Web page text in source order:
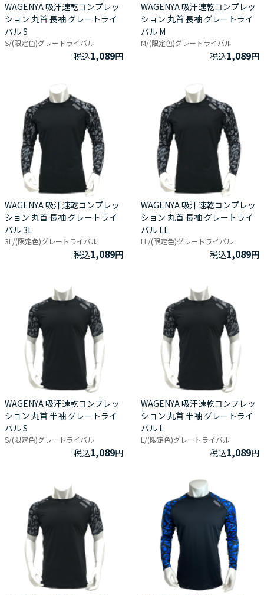
WAGENYA 吸汗速乾コンプレッ
ション 丸首 長袖 グレートライ
バル S
S/(限定色)グレートライバル
税込1,089円
WAGENYA 吸汗速乾コンプレッ
ション 丸首 長袖 グレートライ
バル M
M/(限定色)グレートライバル
税込1,089円
WAGENYA 吸汗速乾コンプレッ
ション 丸首 長袖 グレートライ
バル 3L
3L/(限定色)グレートライバル
税込1,089円
WAGENYA 吸汗速乾コンプレッ
ション 丸首 長袖 グレートライ
バル LL
LL/(限定色)グレートライバル
税込1,089円
WAGENYA 吸汗速乾コンプレッ
ション 丸首 半袖 グレートライ
バル S
S/(限定色)グレートライバル
税込1,089円
WAGENYA 吸汗速乾コンプレッ
ション 丸首 半袖 グレートライ
バル L
L/(限定色)グレートライバル
税込1,089円